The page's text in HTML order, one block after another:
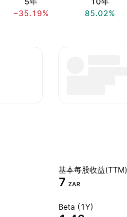
−35.19%
85.02%
基本每股收益(TTM)
7 ZAR
Beta (1Y)